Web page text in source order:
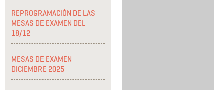
REPROGRAMACIÓN DE LAS
MESAS DE EXAMEN DEL
18/12
MESAS DE EXAMEN
DICIEMBRE 2025